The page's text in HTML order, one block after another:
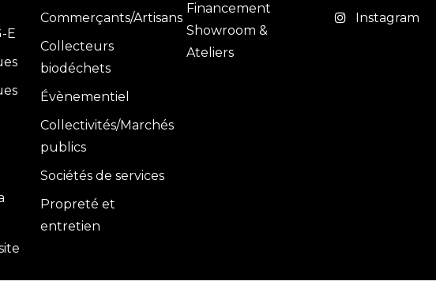
E
Commerçants/Artisans
Collecteurs
biodéchets
Évènementiel
Collectivités/Marchés
publics
Sociétés de services
Propreté et
entretien
Financement
Showroom &
Ateliers
Instagram